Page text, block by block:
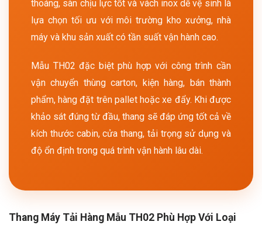
thoáng, sàn chịu lực tốt và vách inox dễ vệ sinh là
lựa chọn tối ưu với môi trường kho xưởng, nhà
máy và khu sản xuất có tần suất vận hành cao.
Mẫu TH02 đặc biệt phù hợp với công trình cần
vận chuyển thùng carton, kiện hàng, bán thành
phẩm, hàng đặt trên pallet hoặc xe đẩy. Khi được
khảo sát đúng từ đầu, thang sẽ đáp ứng tốt cả về
kích thước cabin, cửa thang, tải trọng sử dụng và
độ ổn định trong quá trình vận hành lâu dài.
Thang Máy Tải Hàng Mẫu TH02 Phù Hợp Với Loại